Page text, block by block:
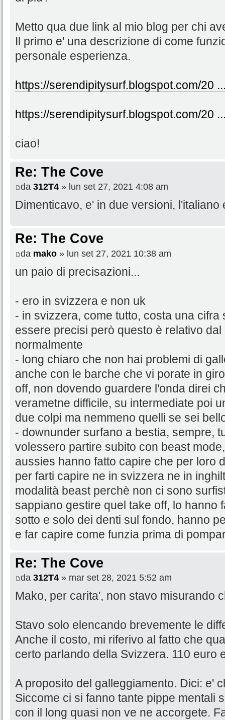
Metto qua due link al mio blog per chi
Il primo e' una descrizione di come
personale esperienza.
https://serendipitysurf.blogspot.com/20
https://serendipitysurf.blogspot.com/20
ciao!
Re: The Cove
da 312T4 » lun set 27, 2021 4:08 am
Dimenticavo, e' in due versioni, l'italiano
Re: The Cove
da mako » lun set 27, 2021 10:38 am
un paio di precisazioni...
- ero in svizzera e non uk
- in svizzera, come tutto, costa una cifra
essere precisi però questo è relativo
normalmente
- long chiaro che non hai problemi di
anche con le barche che vi porate in
off, non dovendo guardere l'onda direi
verametne difficile, su intermediate poi
due colpi ma nemmeno quelli se sei
- downunder surfano a bestia, sempre,
volessero partire subito con beast
aussies hanno fatto capire che per loro
per farti capire ne in svizzera ne in
modalità beast perchè non ci sono
sappiano gestire quel take off, lo hanno
sotto e solo dei denti sul fondo, hanno
e far capire come funzia prima di
Re: The Cove
da 312T4 » mar set 28, 2021 5:52 am
Mako, per carita', non stavo misurando
Stavo solo elencando brevemente le
Anche il costo, mi riferivo al fatto che
certo parlando della Svizzera. 110 euro
A proposito del galleggiamento. Dici: e'
Siccome ci si fanno tante pippe mentali
con il long quasi non ve ne accorgete.